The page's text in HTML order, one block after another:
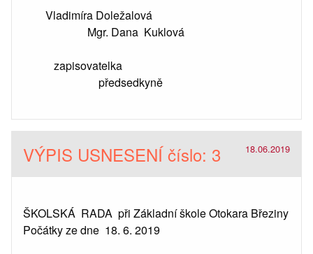
Vladimíra Doležalová
Mgr. Dana Kuklová
zapisovatelka
předsedkyně
VÝPIS USNESENÍ číslo: 3 18.06.2019
ŠKOLSKÁ RADA při Základní škole Otokara Březiny
Počátky ze dne 18. 6. 2019